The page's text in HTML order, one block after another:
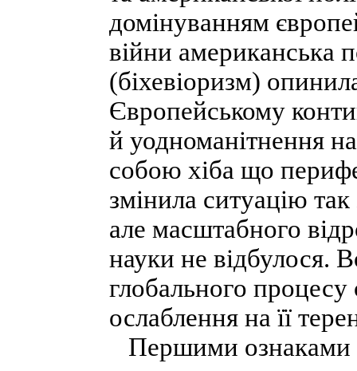
домінуванням
війни американська
(біхевіоризм)
Європейському
й уодноманітнення
собою хіба що
змінила ситуацію
але масштабного
науки не відбулося.
глобального
ослаблення на її
Першими ознаками